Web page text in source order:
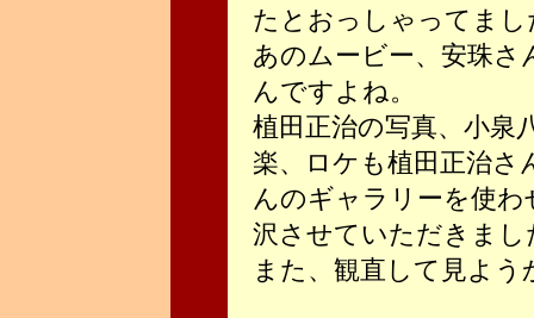
たとおっしゃってまし
あのムービー、安珠
んですよね。
植田正治の写真、小泉
楽、ロケも植田正治さ
んのギャラリーを使
沢させていただきまし
また、観直して見よう